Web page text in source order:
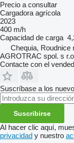
Precio a consultar
Cargadora agrícola
2023
400 m/h
Capacidad de carga
Chequia, Roudnice
AGROTRAC spol. s
Contacte con el
Suscríbase a los
Suscribirse
Al hacer clic aquí,
privacidad y nuestro